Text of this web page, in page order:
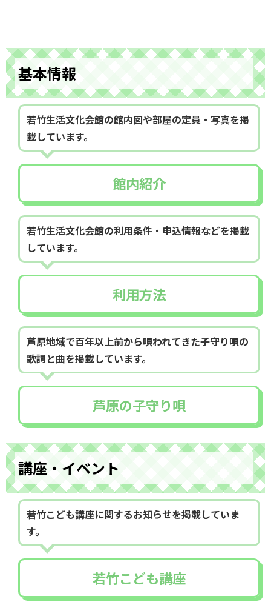
基本情報
若竹生活文化会館の館内図や部屋の定員・写真を掲
載しています。
館内紹介
若竹生活文化会館の利用条件・申込情報などを掲載
しています。
利用方法
芦原地域で百年以上前から唄われてきた子守り唄の
歌詞と曲を掲載しています。
芦原の子守り唄
講座・イベント
若竹こども講座に関するお知らせを掲載していま
す。
若竹こども講座